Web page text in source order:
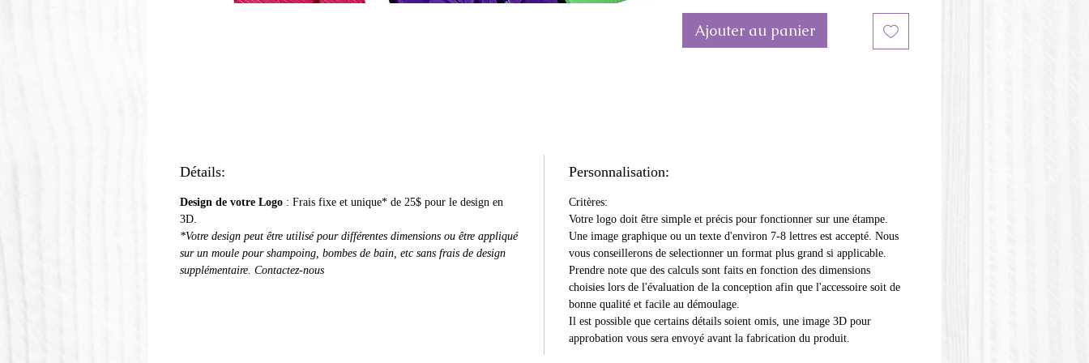
fonction des détails et de la complexité
de votre image.
Ajouter au panier
Détails:
Design de votre Logo : Frais fixe et unique* de 25$ pour le design en
3D.
*Votre design peut être utilisé pour différentes dimensions ou être appliqué
sur un moule pour shampoing, bombes de bain, etc sans frais de design
supplémentaire. Contactez-nous
Personnalisation:
Critères:
Votre logo doit être simple et précis pour fonctionner sur une étampe.
Une image graphique ou un texte d'environ 7-8 lettres est accepté. Nous
vous conseillerons de selectionner un format plus grand si applicable.
Prendre note que des calculs sont faits en fonction des dimensions
choisies lors de l'évaluation de la conception afin que l'accessoire soit de
bonne qualité et facile au démoulage.
Il est possible que certains détails soient omis, une image 3D pour
approbation vous sera envoyé avant la fabrication du produit.